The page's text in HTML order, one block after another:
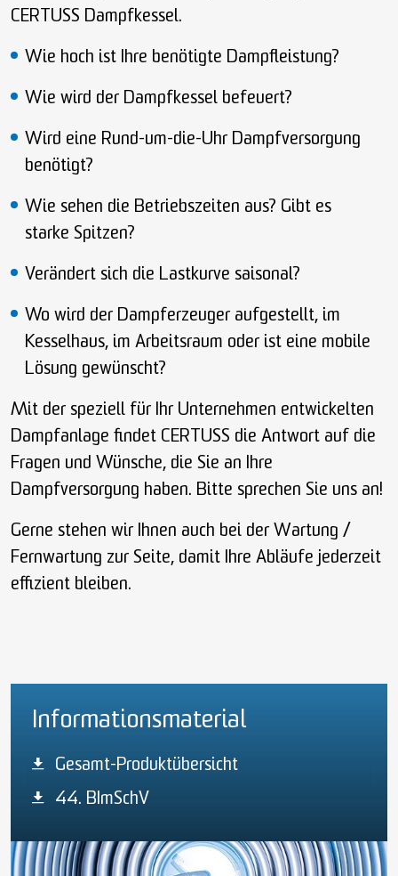
CERTUSS Dampfkessel.
Wie hoch ist Ihre benötigte Dampfleistung?
Wie wird der Dampfkessel befeuert?
Wird eine Rund-um-die-Uhr Dampfversorgung
benötigt?
Wie sehen die Betriebszeiten aus? Gibt es
starke Spitzen?
Verändert sich die Lastkurve saisonal?
Wo wird der Dampferzeuger aufgestellt, im
Kesselhaus, im Arbeitsraum oder ist eine mobile
Lösung gewünscht?
Mit der speziell für Ihr Unternehmen entwickelten
Dampfanlage findet CERTUSS die Antwort auf die
Fragen und Wünsche, die Sie an Ihre
Dampfversorgung haben. Bitte sprechen Sie uns an!
Gerne stehen wir Ihnen auch bei der Wartung /
Fernwartung zur Seite, damit Ihre Abläufe jederzeit
effizient bleiben.
Informationsmaterial
Gesamt-Produktübersicht
44. BImSchV